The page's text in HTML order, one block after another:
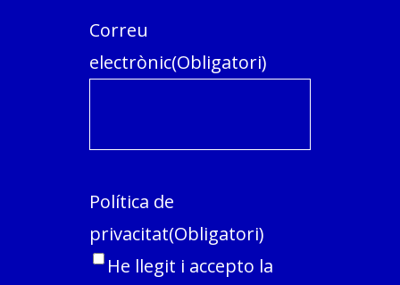
Correu
electrònic(Obligatori)
Política de
privacitat(Obligatori)
He llegit i accepto la